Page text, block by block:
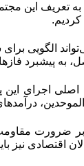
به تعریف این
کردیم.
الگویی
به پیشبرد
اجرای این
بر ضرورت
اقتصادی نیز